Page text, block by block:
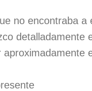
no encontraba a
detalladamente